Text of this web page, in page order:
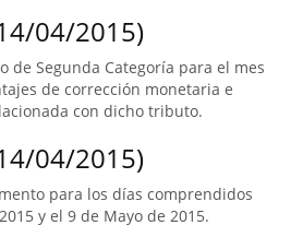
04/2015)
de Segunda Categoría para el mes
de corrección monetaria e
con dicho tributo.
04/2015)
para los días comprendidos
y el 9 de Mayo de 2015.